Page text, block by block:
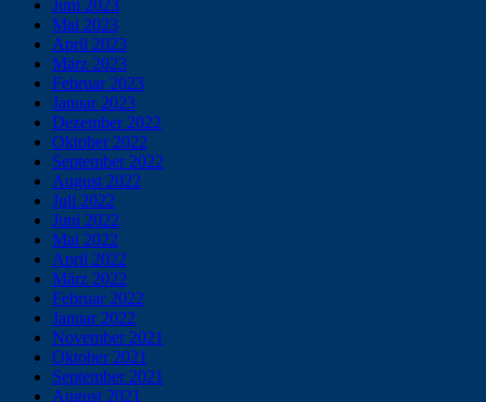
Juni 2023
Mai 2023
April 2023
März 2023
Februar 2023
Januar 2023
Dezember 2022
Oktober 2022
September 2022
August 2022
Juli 2022
Juni 2022
Mai 2022
April 2022
März 2022
Februar 2022
Januar 2022
November 2021
Oktober 2021
September 2021
August 2021